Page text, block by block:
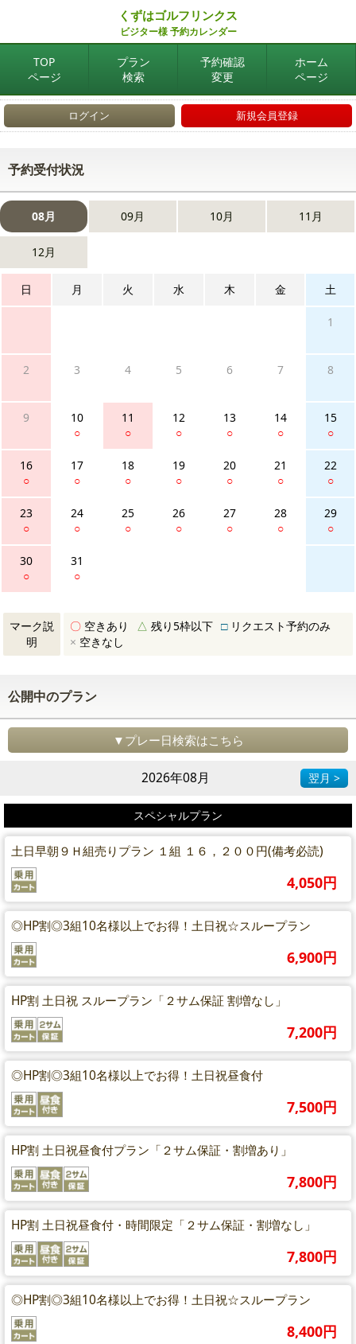
くずはゴルフリンクス
ビジター様 予約カレンダー
TOP
ページ
プラン
検索
予約確認
変更
ホーム
ページ
ログイン 新規会員登録
予約受付状況
08月 09月 10月 11月
12月
日 月 火 水 木 金 土
1
2 3 4 5 6 7 8
9
10
○
11
○
12
○
13
○
14
○
15
○
16
○
17
○
18
○
19
○
20
○
21
○
22
○
23
○
24
○
25
○
26
○
27
○
28
○
29
○
30
○
31
○
マーク説
明
〇 空きあり △ 残り5枠以下 □リクエスト予約のみ
× 空きなし
公開中のプラン
▼プレー日検索はこちら
2026年08月 翌月 >
スペシャルプラン
土日早朝９Ｈ組売りプラン １組 １６，２００円(備考必読)
4,050円
◎HP割◎3組10名様以上でお得！土日祝☆スループラン
6,900円
HP割 土日祝 スループラン「２サム保証 割増なし」
7,200円
◎HP割◎3組10名様以上でお得！土日祝昼食付
7,500円
HP割 土日祝昼食付プラン「２サム保証・割増あり」
7,800円
HP割 土日祝昼食付・時間限定「２サム保証・割増なし」
7,800円
◎HP割◎3組10名様以上でお得！土日祝☆スループラン
8,400円